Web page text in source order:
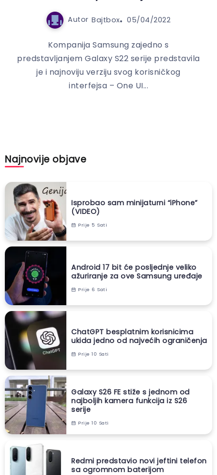
Autor Bajtbox 05/04/2022
Kompanija Samsung zajedno s
predstavljanjem Galaxy S22 serije predstavila
je i najnoviju verziju svog korisničkog
interfejsa – One UI...
Najnovije objave
Isprobao sam minijaturni “iPhone”
(VIDEO)
Prije 5 Sati
Android 17 bit će posljednje veliko
ažuriranje za ove Samsung uređaje
Prije 6 Sati
ChatGPT besplatnim korisnicima
ukida jedno od najvećih ograničenja
Prije 10 Sati
Galaxy S26 FE stiže s jednom od
najboljih kamera funkcija iz S26
serije
Prije 10 Sati
Redmi predstavio novi jeftini telefon
sa ogromnom baterijom